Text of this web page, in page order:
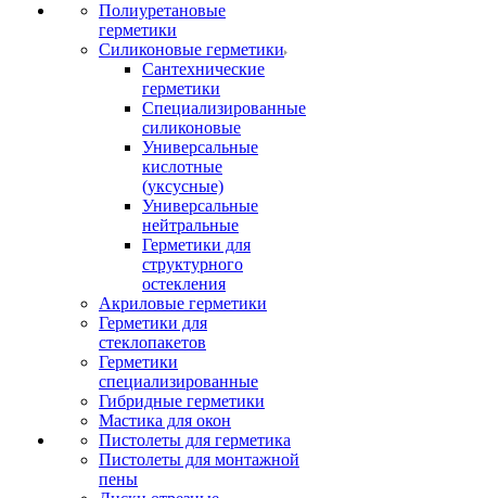
Полиуретановые
герметики
Силиконовые герметики
Сантехнические
герметики
Специализированные
силиконовые
Универсальные
кислотные
(уксусные)
Универсальные
нейтральные
Герметики для
структурного
остекления
Акриловые герметики
Герметики для
стеклопакетов
Герметики
специализированные
Гибридные герметики
Мастика для окон
Пистолеты для герметика
Пистолеты для монтажной
пены